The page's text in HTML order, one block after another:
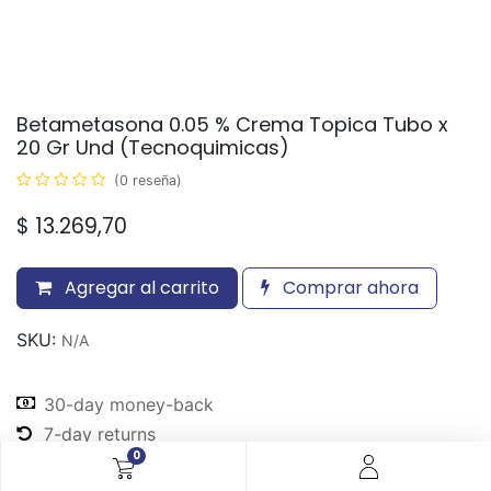
0
Betametasona 0.05 % Crema Topica Tubo x
20 Gr Und (Tecnoquimicas)
(0 reseña)
$ 13.269,70
Agregar al carrito Comprar ahora
SKU: N/A
30-day money-back
7-day returns
Shipping: 2-3 Days